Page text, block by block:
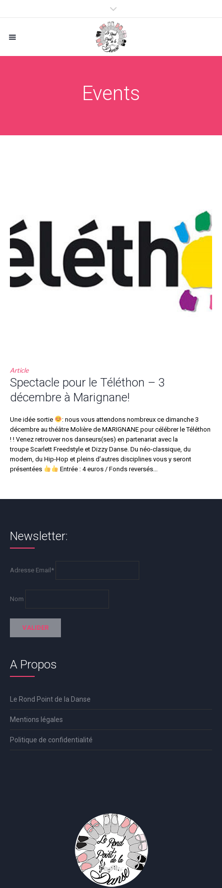
Events
Article
Spectacle pour le Téléthon – 3
décembre à Marignane!
Une idée sortie
: nous vous attendons nombreux ce dimanche 3
décembre au théâtre Molière de MARIGNANE pour célébrer le Téléthon
! ! Venez retrouver nos danseurs(ses) en partenariat avec la
troupe Scarlett Freedstyle et Dizzy Danse. Du néo-classique, du
modern, du Hip-Hop et pleins d’autres disciplines vous y seront
présentées
Entrée : 4 euros / Fonds reversés...
Newsletter:
Adresse Email*
Nom
A Propos
Le Rond Point de la Danse
Mentions légales
Politique de confidentialité